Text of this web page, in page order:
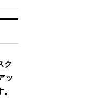
ク
ッ